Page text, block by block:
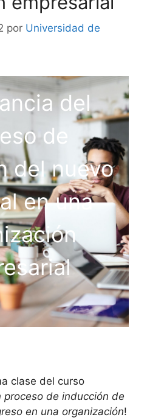
por Universidad de
del
de
del nuevo
en una
clase del curso
de inducción de
en una organización!